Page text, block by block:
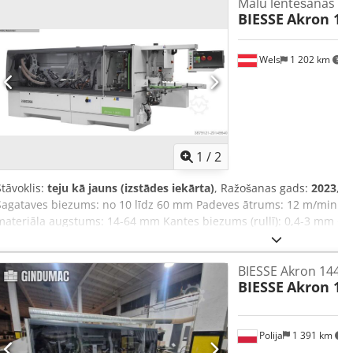
1 /2
Wels 1 202 km
Malu
BIESSE Akron
teju kā jauns (izstādes iekārta), Ražošanas gads: 2023
biezums: no 10 līdz 60 mm Padeves ātrums: 12 m/
augstums: 14-64 mm Kantes biezums (rullī): 0,4-3 mm
(loksnēs): 0,4-5 mm Priekšfrēzēšanas agregāts RT02 Apmales
IT03 Finālā frēzēšanas agregāts FR02 Stūra kopēšanas
RB02 Virsmas skūšanas naža RC02 Pulēšanas agregāts SZ02
ierīce ADZ02 AirForce sistēma P1 Hibrīda līmēšanas bloks EVA
EVA/PU hibrīda līmes galvai Adaptīva infrasarkanā
īpaši PU līmēšanai NC asu pakete! Nesting
Polija 1 391 km
BIESSE Akron
BIESSE Akron